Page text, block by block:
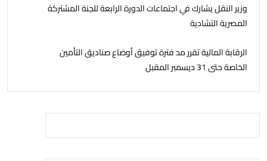
وزير النقل يشارك في اجتماعات الدورة الرابعة للجنة المشتركة
المصرية التشادية
الرقابة المالية تقرر مد فترة توفيق أوضاع صناديق التأمين
الخاصة حتى 31 ديسمبر المقبل